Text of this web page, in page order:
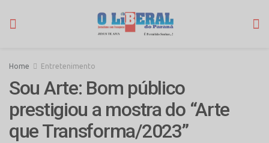
Home Entretenimento
Sou Arte: Bom público
prestigiou a mostra do “Arte
que Transforma/2023”